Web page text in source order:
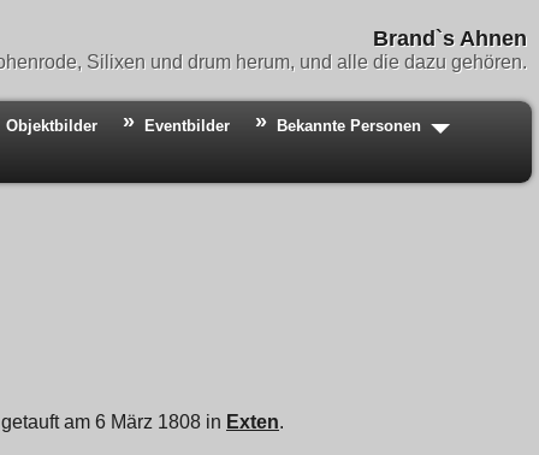
Brand`s Ahnen
Silixen und drum herum, und alle die dazu gehören.
Objektbilder Eventbilder
Bekannte Personen
am 6 März 1808 in Exten.